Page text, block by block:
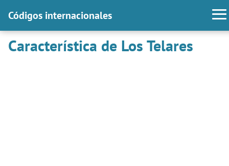
Códigos internacionales
Característica de Los Telares